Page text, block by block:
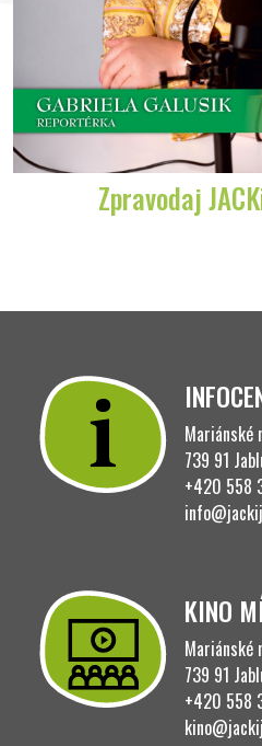
Zpravodaj
Mariánské
739 91
+420 558
KINO
Mariánské
739 91
+420 558